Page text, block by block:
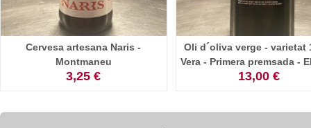
Cervesa artesana Naris -
Montmaneu
3,25 €
Oli d´oliva verge - varietat
Vera - Primera premsada -
13,00 €